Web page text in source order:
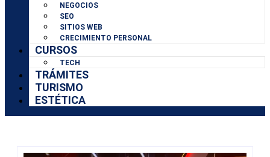
NEGOCIOS
SEO
SITIOS WEB
CRECIMIENTO PERSONAL
CURSOS
TECH
TRÁMITES
TURISMO
ESTÉTICA